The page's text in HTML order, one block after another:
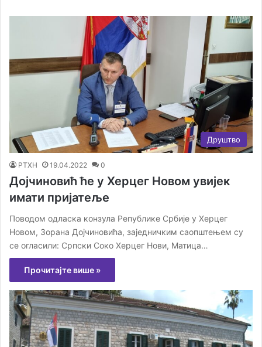
Друштво
РТХН 19.04.2022 0
Дојчиновић ће у Херцег Новом увијек
имати пријатеље
Поводом одласка конзула Републике Србије у Херцег
Новом, Зорана Дојчиновића, заједничким саопштењем су
се огласили: Српски Соко Херцег Нови, Матица…
Прочитајте више »